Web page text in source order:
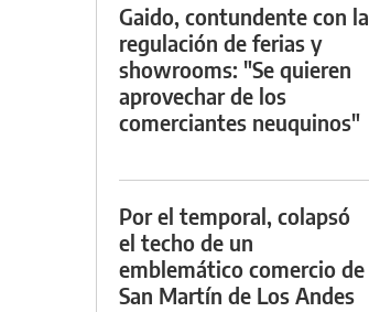
Gaido, contundente con la
regulación de ferias y
showrooms: "Se quieren
aprovechar de los
comerciantes neuquinos"
Por el temporal, colapsó
el techo de un
emblemático comercio de
San Martín de Los Andes